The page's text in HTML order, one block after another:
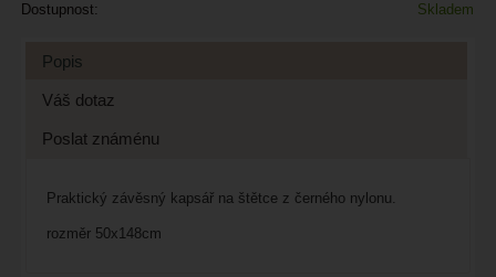
Dostupnost: Skladem
Popis
Váš dotaz
Poslat známénu
Praktický závěsný kapsář na štětce z černého nylonu.
rozměr 50x148cm